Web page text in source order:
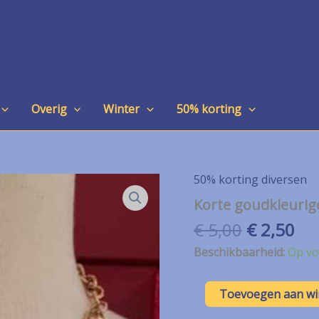
Overig Winter 50% korting
50% korting diversen
Korte
€5,00
prijs
€ 5,00.
€2,50
is:
€
Beschikbaarheid:Op
Korte
goudkleurige
Toevoegen aan